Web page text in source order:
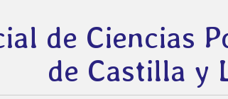
de Ciencias
de Castilla y